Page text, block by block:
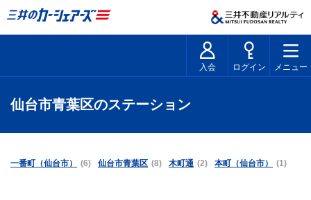
入会 ログイン メニュー
仙台市青葉区のステーション
一番町（仙台市） (6) 仙台市青葉区 (8) 木町通 (2) 本町（仙台市） (1)